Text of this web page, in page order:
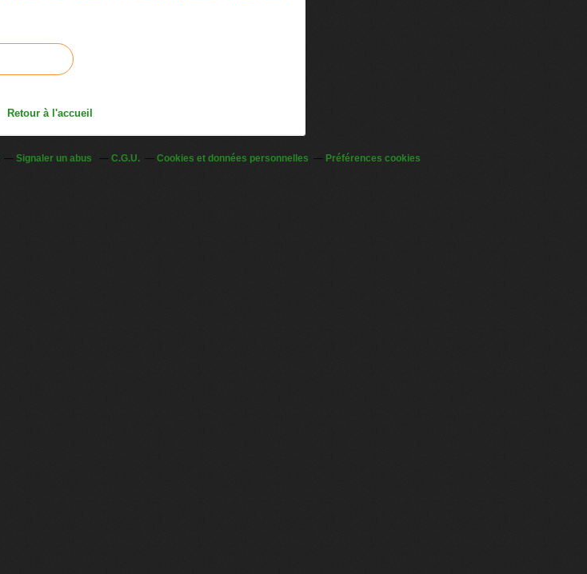
Retour à l'accueil
Signaler un abus C.G.U. Cookies et données personnelles Préférences cookies